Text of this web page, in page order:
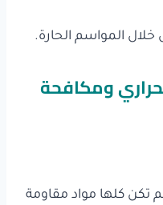
المواسم الحارة.
ومكافحة
تكن كلها مواد مقاومة